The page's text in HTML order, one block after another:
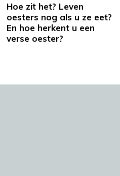
Hoe zit het? Leven
oesters nog als u ze eet?
En hoe herkent u een
verse oester?